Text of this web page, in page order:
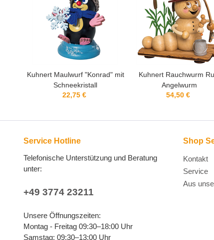
Kuhnert Rauchwurm Rudi
Angelwurm
54,50 €
Kuhnert Max Rentner
64,50 €
Service Hotline
Telefonische Unterstützung und Beratung
unter:
+49 3774 23211
Unsere Öffnungszeiten:
Montag - Freitag 09:30–18:00 Uhr
Samstag: 09:30–13:00 Uhr
Shop
Kontakt
Service
Aus